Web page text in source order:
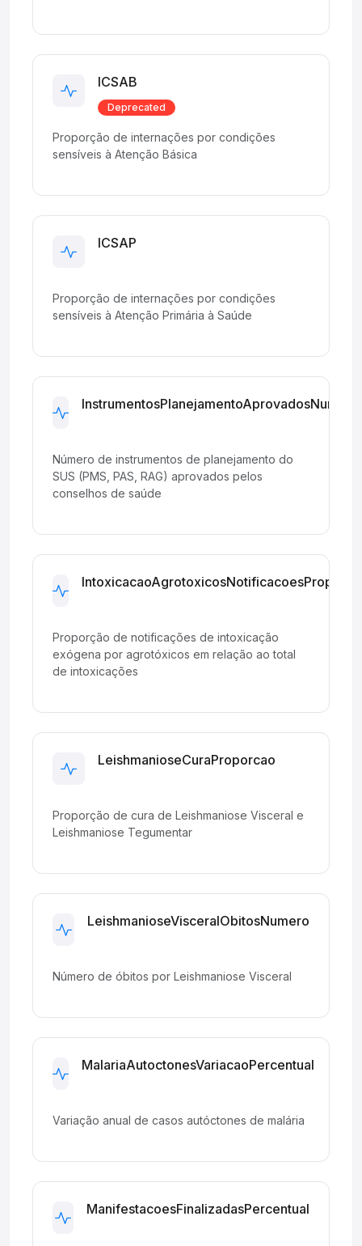
ICSAB
Deprecated
Proporção de internações por condições
sensíveis à Atenção Básica
ICSAP
Proporção de internações por condições
sensíveis à Atenção Primária à Saúde
InstrumentosPlanejamentoAprovadosNumero
Número de instrumentos de planejamento do
SUS (PMS, PAS, RAG) aprovados pelos
conselhos de saúde
Proporção de notificações de intoxicação
exógena por agrotóxicos em relação ao total
de intoxicações
LeishmanioseCuraProporcao
Proporção de cura de Leishmaniose Visceral e
Leishmaniose Tegumentar
LeishmanioseVisceralObitosNumero
Número de óbitos por Leishmaniose Visceral
MalariaAutoctonesVariacaoPercentual
Variação anual de casos autóctones de malária
ManifestacoesFinalizadasPercentual